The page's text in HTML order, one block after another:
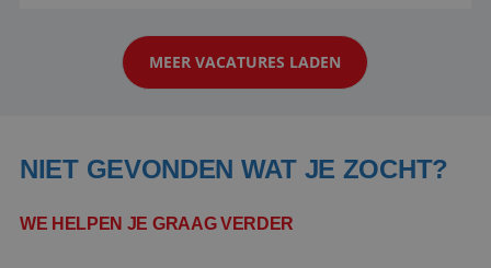
werken: of het nu gaat om vragen ...
MEER VACATURES LADEN
NIET GEVONDEN WAT JE ZOCHT?
WE HELPEN JE GRAAG VERDER
Google Privacy Policy